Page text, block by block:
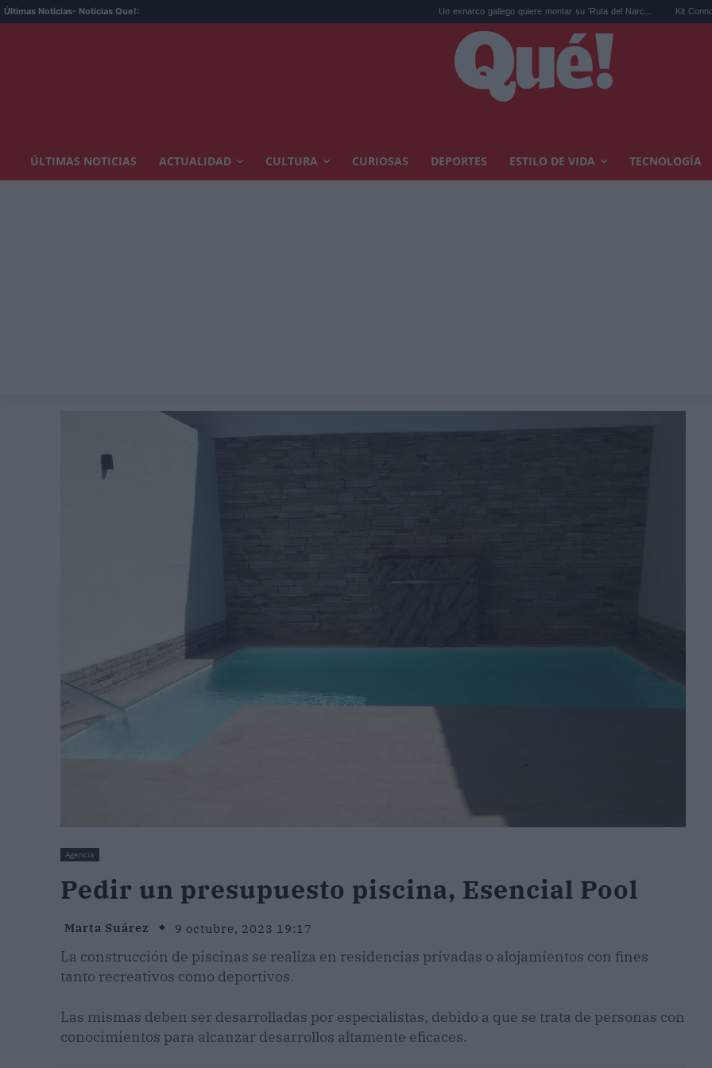
Últimas Noticias- Noticias Que!: Un exnarco gallego quiere montar su 'Ruta del Narc... Kit Connor será
ÚLTIMAS NOTICIAS ACTUALIDAD CULTURA CURIOSAS DEPORTES ESTILO DE VIDA TECNOLOGÍA
Agencia
Pedir un presupuesto piscina, Esencial Pool
Marta Suárez 9 octubre, 2023 19:17
La construcción de piscinas se realiza en residencias privadas o alojamientos con fines
tanto recreativos como deportivos.
Las mismas deben ser desarrolladas por especialistas, debido a que se trata de personas con
conocimientos para alcanzar desarrollos altamente eficaces.